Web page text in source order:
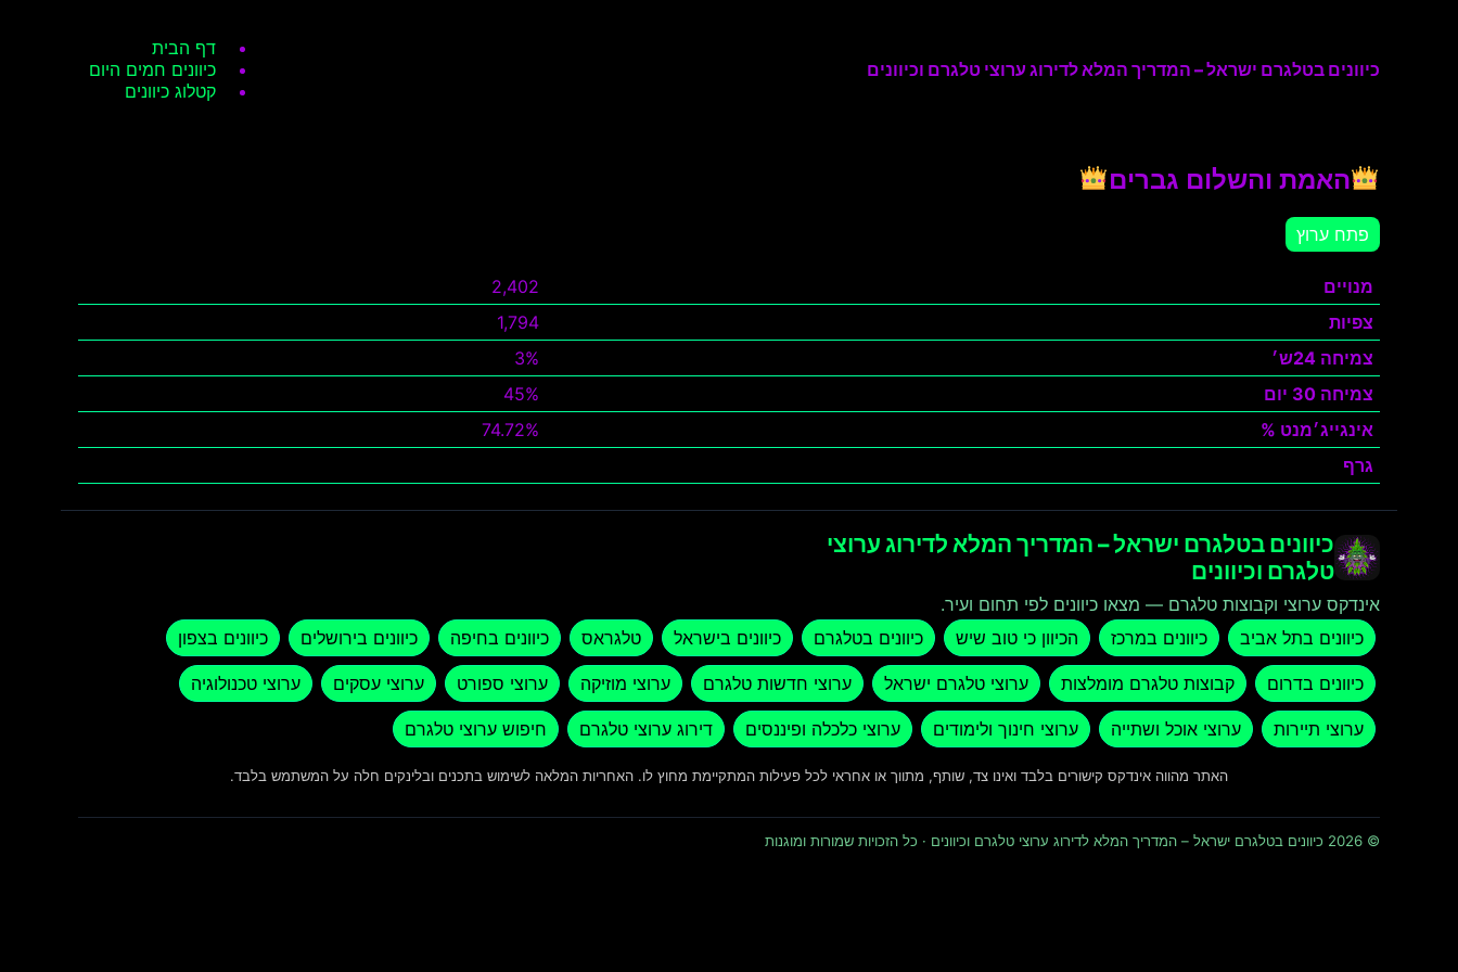
כיוונים בטלגרם ישראל – המדריך המלא לדירוג ערוצי טלגרם וכיוונים
דף הבית
כיוונים חמים היום
קטלוג כיוונים
האמת והשלום גברים
פתח ערוץ
מנויים
2,402
צפיות
1,794
צמיחה 24ש׳
3%
צמיחה 30 יום
45%
אינגייג׳מנט %
74.72%
גרף
כיוונים בטלגרם ישראל – המדריך המלא לדירוג ערוצי
טלגרם וכיוונים
אינדקס ערוצי וקבוצות טלגרם — מצאו כיוונים לפי תחום ועיר.
כיוונים בתל אביב
כיוונים במרכז הכיוון כי טוב שיש כיוונים בטלגרם כיוונים בישראל טלגראס כיוונים בחיפה כיוונים בירושלים כיוונים בצפון
כיוונים בדרום קבוצות טלגרם מומלצות ערוצי טלגרם ישראל ערוצי חדשות טלגרם ערוצי מוזיקה ערוצי ספורט ערוצי עסקים ערוצי טכנולוגיה
ערוצי תיירות ערוצי אוכל ושתייה ערוצי חינוך ולימודים ערוצי כלכלה ופיננסים דירוג ערוצי טלגרם חיפוש ערוצי טלגרם
האתר מהווה אינדקס קישורים בלבד ואינו צד, שותף, מתווך או אחראי לכל פעילות המתקיימת מחוץ לו. האחריות המלאה לשימוש בתכנים ובלינקים חלה על המשתמש בלבד.
© 2026 כיוונים בטלגרם ישראל – המדריך המלא לדירוג ערוצי טלגרם וכיוונים · כל הזכויות שמורות ומוגנות